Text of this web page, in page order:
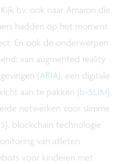
bv. ook naar Amaron die
hadden op het moment
En ook de onderwerpen
van augmented reality
(ARIA), een digitale
aan te pakken (b-SLIM),
netwerken voor slimme
), blockchain technologie
van atleten
voor kinderen met